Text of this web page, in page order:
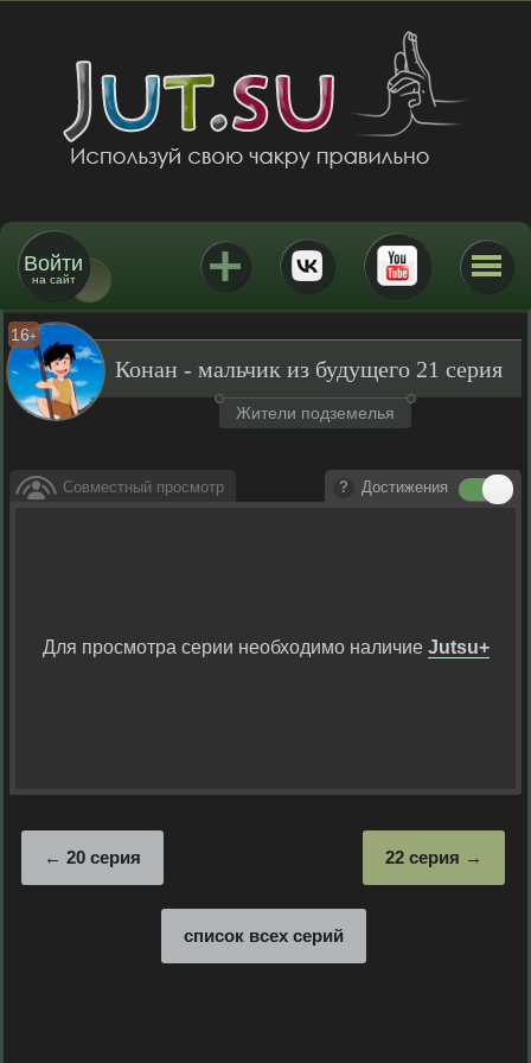
Войти
на сайт
16+
Конан - мальчик из будущего 21 серия
Жители подземелья
Совместный просмотр Достижения
Для просмотра серии необходимо наличие Jutsu+
22 серия
20 серия
список всех серий